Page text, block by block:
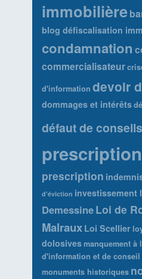
immobilière
blog défiscalisation
condamnation
commercialisateur
d'information devoir
dommages et intérêts
défaut de conseils
prescription
prescription
d'éviction investissement
DemessineLoi de
Malraux Loi Scellier
dolosivesmanquement à
d'information et de conseil
monuments historiques